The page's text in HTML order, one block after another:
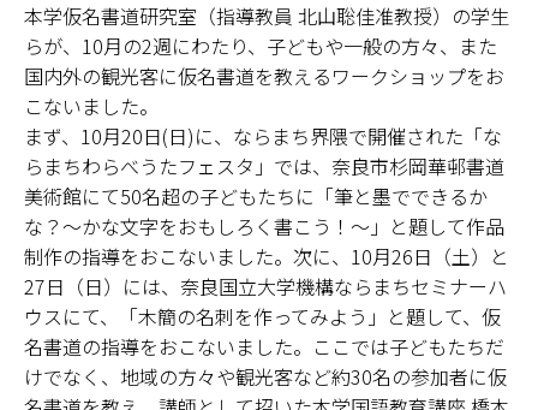
一般・地域の方へ
教職員の方へ
大学紹介
入試情報
学部・大学院
進路・就職
教育・学生生活
本学仮名書道研究室（指導教員 北山聡佳准教授）の学生
らが、10月の2週にわたり、子どもや一般の方々、また
国内外の観光客に仮名書道を教えるワークショップをお
こないました。
まず、10月20日(日)に、ならまち界隈で開催された「な
らまちわらべうたフェスタ」では、奈良市杉岡華邨書道
美術館にて50名超の子どもたちに「筆と墨でできるか
な？～かな文字をおもしろく書こう！～」と題して作品
制作の指導をおこないました。次に、10月26日（土）と
27日（日）には、奈良国立大学機構ならまちセミナーハ
ウスにて、「木簡の名刺を作ってみよう」と題して、仮
名書道の指導をおこないました。ここでは子どもたちだ
けでなく、地域の方々や観光客など約30名の参加者に仮